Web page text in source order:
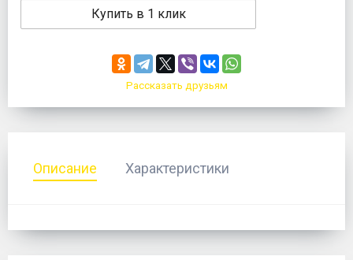
Купить в 1 клик
Рассказать друзьям
Описание Характеристики